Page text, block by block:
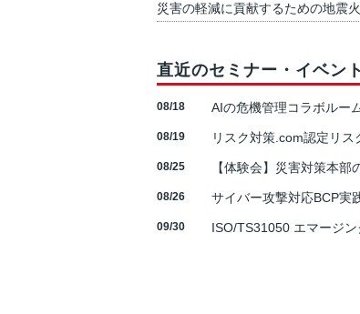
災害の軽減に貢献するための地震
直近のセミナー・イベント
08/18 AIの危機管理コラボルー
08/19 リスク対策.com認定リス
08/25 【体験会】災害対策本
08/26 サイバー攻撃対応BCP実
09/30 ISO/TS31050 エマージ